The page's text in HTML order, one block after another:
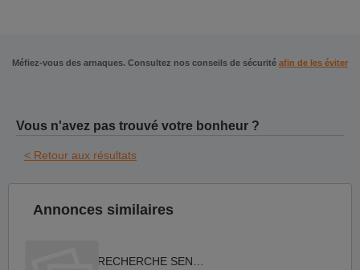
Méfiez-vous des arnaques. Consultez nos conseils de sécurité afin de les éviter
Vous n'avez pas trouvé votre bonheur ?
< Retour aux résultats
Annonces similaires